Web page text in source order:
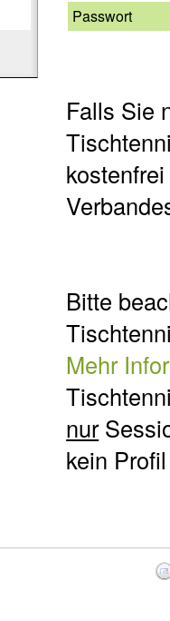
Passwort
Falls Sie
Bitte
Mehr
nur
kein